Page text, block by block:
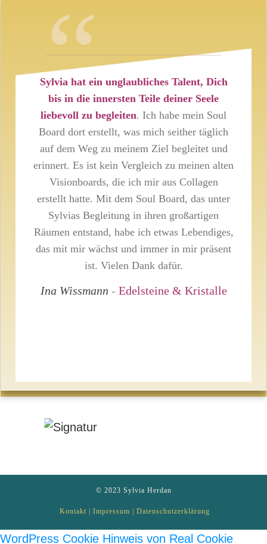
“
Sylvia hat ein unglaubliches Talent, Dich
bis in die innersten Teile deiner Seele
liebevoll zu begleiten. Ich habe mein Soul
Board dort erstellt, was mich seither täglich
auf dem Weg zu meinem Ziel begleitet und
erinnert. Es ist kein Vergleich zu meinen alten
Visionboards, die ich mir aus Collagen
erstellt hatte. Mit dem Soul Board, das unter
Sylvias Begleitung in ihren großartigen
Räumen entstand, habe ich etwas Lebendiges,
das mit mir wächst und immer in mir präsent
ist. Vielen Dank dafür.
Ina Wissmann - Edelsteine & Kristalle
© 2023 Sylvia Herdan
Kontakt Impressum Datenschutzerklärung
WordPress Cookie Hinweis von Real Cookie